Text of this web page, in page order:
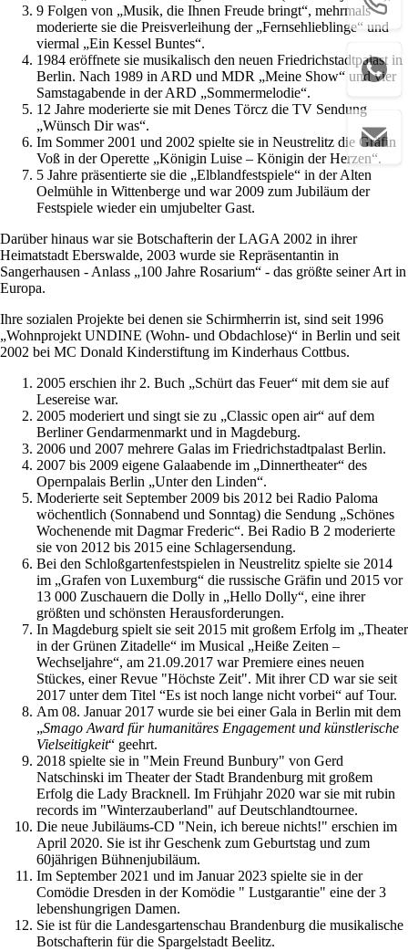
9 Folgen von „Musik, die Ihnen Freude bringt“, mehrmals
moderierte sie die Preisverleihung der „Fernsehlieblinge“ und
viermal „Ein Kessel Buntes“.
1984 eröffnete sie musikalisch den neuen Friedrichstadtpalast in
Berlin. Nach 1989 in ARD und MDR „Meine Show“ und vier
Samstagabende in der ARD „Sommermelodie“.
12 Jahre moderierte sie mit Denes Törcz die TV Sendung
„Wünsch Dir was“.
Im Sommer 2001 und 2002 spielte sie in Neustrelitz die Gräfin
Voß in der Operette „Königin Luise – Königin der Herzen“.
5 Jahre präsentierte sie die „Elblandfestspiele“ in der Alten
Oelmühle in Wittenberge und war 2009 zum Jubiläum der
Festspiele wieder ein umjubelter Gast.
Darüber hinaus war sie Botschafterin der LAGA 2002 in ihrer
Heimatstadt Eberswalde, 2003 wurde sie Repräsentantin in
Sangerhausen - Anlass „100 Jahre Rosarium“ - das größte seiner Art in
Europa.
Ihre sozialen Projekte bei denen sie Schirmherrin ist, sind seit 1996
„Wohnprojekt UNDINE (Wohn- und Obdachlose)“ in Berlin und seit
2002 bei MC Donald Kinderstiftung im Kinderhaus Cottbus.
2005 erschien ihr 2. Buch „Schürt das Feuer“ mit dem sie auf
Lesereise war.
2005 moderiert und singt sie zu „Classic open air“ auf dem
Berliner Gendarmenmarkt und in Magdeburg.
2006 und 2007 mehrere Galas im Friedrichstadtpalast Berlin.
2007 bis 2009 eigene Galaabende im „Dinnertheater“ des
Opernpalais Berlin „Unter den Linden“.
Moderierte seit September 2009 bis 2012 bei Radio Paloma
wöchentlich (Sonnabend und Sonntag) die Sendung „Schönes
Wochenende mit Dagmar Frederic“. Bei Radio B 2 moderierte
sie von 2012 bis 2015 eine Schlagersendung.
Bei den Schloßgartenfestspielen in Neustrelitz spielte sie 2014
im „Grafen von Luxemburg“ die russische Gräfin und 2015 vor
13 000 Zuschauern die Dolly in „Hello Dolly“, eine ihrer
größten und schönsten Herausforderungen.
In Magdeburg spielt sie seit 2015 mit großem Erfolg im „Theater
in der Grünen Zitadelle“ im Musical „Heiße Zeiten –
Wechseljahre“, am 21.09.2017 war Premiere eines neuen
Stückes, einer Revue "Höchste Zeit". Mit ihrer CD war sie seit
2017 unter dem Titel “Es ist noch lange nicht vorbei“ auf Tour.
Am 08. Januar 2017 wurde sie bei einer Gala in Berlin mit dem
„Smago Award für humanitäres Engagement und künstlerische
Vielseitigkeit“ geehrt.
2018 spielte sie in "Mein Freund Bunbury" von Gerd
Natschinski im Theater der Stadt Brandenburg mit großem
Erfolg die Lady Bracknell. Im Frühjahr 2020 war sie mit rubin
records im "Winterzauberland" auf Deutschlandtournee.
Die neue Jubiläums-CD "Nein, ich bereue nichts!" erschien im
April 2020. Sie ist ihr Geschenk zum Geburtstag und zum
60jährigen Bühnenjubiläum.
Im September 2021 und im Januar 2023 spielte sie in der
Comödie Dresden in der Komödie " Lustgarantie" eine der 3
lebenshungrigen Damen.
Sie ist für die Landesgartenschau Brandenburg die musikalische
Botschafterin für die Spargelstadt Beelitz.